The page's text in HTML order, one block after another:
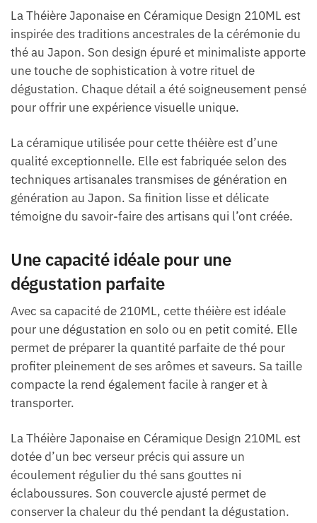
La Théière Japonaise en Céramique Design 210ML est
inspirée des traditions ancestrales de la cérémonie du
thé au Japon. Son design épuré et minimaliste apporte
une touche de sophistication à votre rituel de
dégustation. Chaque détail a été soigneusement pensé
pour offrir une expérience visuelle unique.
La céramique utilisée pour cette théière est d’une
qualité exceptionnelle. Elle est fabriquée selon des
techniques artisanales transmises de génération en
génération au Japon. Sa finition lisse et délicate
témoigne du savoir-faire des artisans qui l’ont créée.
Une capacité idéale pour une
dégustation parfaite
Avec sa capacité de 210ML, cette théière est idéale
pour une dégustation en solo ou en petit comité. Elle
permet de préparer la quantité parfaite de thé pour
profiter pleinement de ses arômes et saveurs. Sa taille
compacte la rend également facile à ranger et à
transporter.
La Théière Japonaise en Céramique Design 210ML est
dotée d’un bec verseur précis qui assure un
écoulement régulier du thé sans gouttes ni
éclaboussures. Son couvercle ajusté permet de
conserver la chaleur du thé pendant la dégustation.